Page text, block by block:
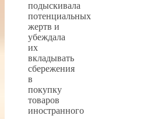
подыскивала
потенциальных
жертв и
убеждала
их
вкладывать
сбережения
в
покупку
товаров
иностранного